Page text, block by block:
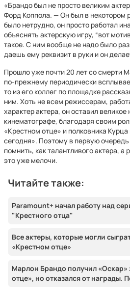
«Брандо был не просто великим
Форд Коппола. — Он был в некотором
было нетрудно, он просто работал
объяснять актерскую игру, “вот
такое. С ним вообще не надо было
даешь ему реквизит в руки и он
Прошло уже почти 20 лет со смерти
по-прежнему периодически
то из его коллег по площадке
ним. Хоть не всем режиссерам,
характер актера, он оставил великое
кинематографе, благодаря своим
«Крестном отце» и полковника
сегодня». Поэтому в первую
помнить, как талантливого актера, а
это уже мелочи.
Читайте также:
Paramount+ начал работу над
"Крестного отца"
Все актеры, которые могли
«Крестном отце»
Марлон Брандо получил «Оскар»
отце», но отказался от награды.